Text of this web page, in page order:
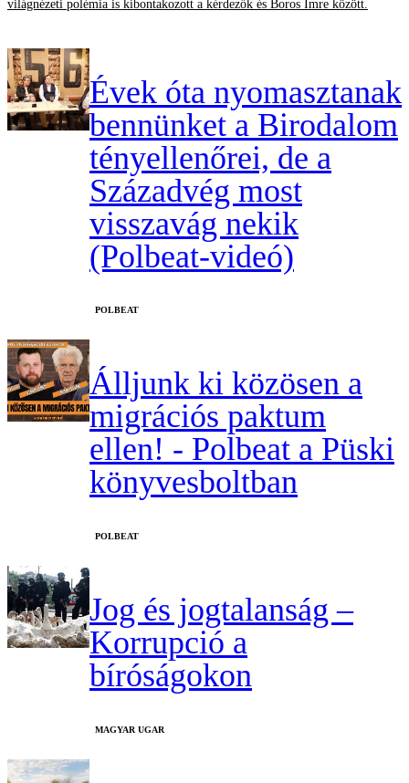
világnézeti polémia is kibontakozott a kérdezők és Boros Imre között.
Évek óta nyomasztanak
bennünket a Birodalom
tényellenőrei, de a
Századvég most
visszavág nekik
(Polbeat-videó)
‎POLBEAT
Álljunk ki közösen a
migrációs paktum
ellen! - Polbeat a Püski
könyvesboltban
‎POLBEAT
Jog és jogtalanság –
Korrupció a
bíróságokon
MAGYAR UGAR